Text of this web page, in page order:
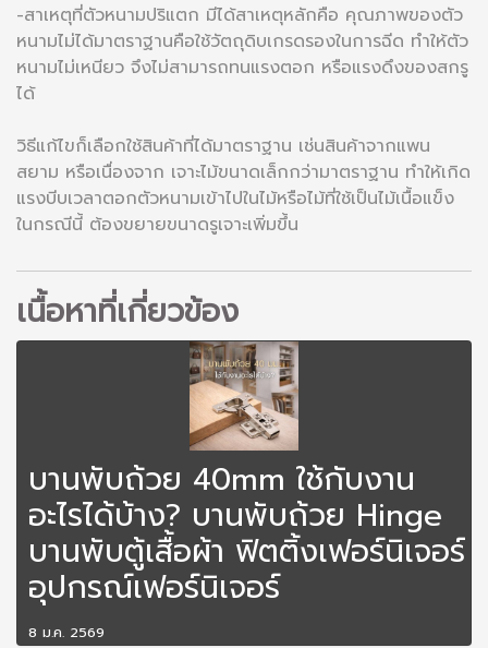
-สาเหตุที่ตัวหนามปริแตก มีได้สาเหตุหลักคือ คุณภาพของตัว
หนามไม่ได้มาตราฐานคือใช้วัตถุดิบเกรดรองในการฉีด ทำให้ตัว
หนามไม่เหนียว จึงไม่สามารถทนแรงตอก หรือแรงดึงของสกรู
ได้
วิธีแก้ไขก็เลือกใช้สินค้าที่ได้มาตราฐาน เช่นสินค้าจากแพน
สยาม หรือเนื่องจาก เจาะไม้ขนาดเล็กกว่ามาตราฐาน ทำให้เกิด
แรงบีบเวลาตอกตัวหนามเข้าไปในไม้หรือไม้ที่ใช้เป็นไม้เนื้อแข็ง
ในกรณีนี้ ต้องขยายขนาดรูเจาะเพิ่มขึ้น
เนื้อหาที่เกี่ยวข้อง
บานพับถ้วย 40mm ใช้กับงาน
อะไรได้บ้าง? บานพับถ้วย Hinge
บานพับตู้เสื้อผ้า ฟิตติ้งเฟอร์นิเจอร์
อุปกรณ์เฟอร์นิเจอร์
8 ม.ค. 2569